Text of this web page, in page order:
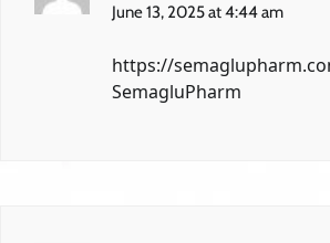
June 13, 2025 at 4:44 am
https://
SemagluPharm